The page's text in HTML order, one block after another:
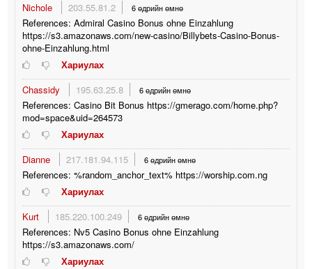
Nichole
203.55.81.2 6 өдрийн өмнө
References: Admiral Casino Bonus ohne Einzahlung
https://s3.amazonaws.com/new-casino/Billybets-Casino-Bonus-
ohne-Einzahlung.html
Хариулах
Chassidy
195.63.25.8 6 өдрийн өмнө
References: Casino Bit Bonus https://gmerago.com/home.php?
mod=space&uid=264573
Хариулах
Dianne
217.181.94.115 6 өдрийн өмнө
References: %random_anchor_text% https://worship.com.ng
Хариулах
Kurt
185.220.100.249 6 өдрийн өмнө
References: Nv5 Casino Bonus ohne Einzahlung
https://s3.amazonaws.com/
Хариулах